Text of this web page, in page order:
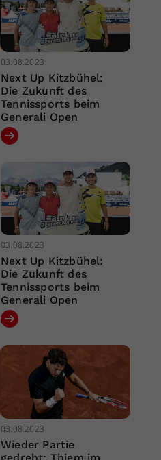
03.08.2023
Next Up Kitzbühel:
Die Zukunft des
Tennissports beim
Generali Open
03.08.2023
Next Up Kitzbühel:
Die Zukunft des
Tennissports beim
Generali Open
03.08.2023
Wieder Partie